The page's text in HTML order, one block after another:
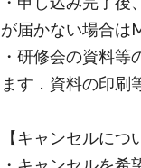
が届かない場合は
・研修会の資料
ます．資料の印刷
【キャンセルにつ